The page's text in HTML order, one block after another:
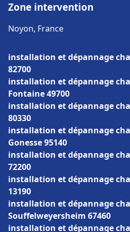
Zone intervention
Noyon, France
installation et dépannage
82700
installation et dépannage
Fontaine 49700
installation et dépannage
80330
installation et dépannage
Gonesse 95140
installation et dépannage
72200
installation et dépannage
13190
installation et dépannage
Souffelweyersheim 67460
installation et dépannage